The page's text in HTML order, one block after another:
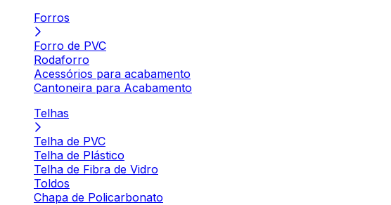
Forros
Forro de PVC
Rodaforro
Acessórios para acabamento
Cantoneira para Acabamento
Telhas
Telha de PVC
Telha de Plástico
Telha de Fibra de Vidro
Toldos
Chapa de Policarbonato